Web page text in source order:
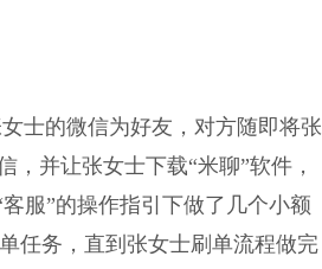
士的微信为好友，对方随即将张
并让张女士下载“米聊”软件，
服”的操作指引下做了几个小额
任务，直到张女士刷单流程做完